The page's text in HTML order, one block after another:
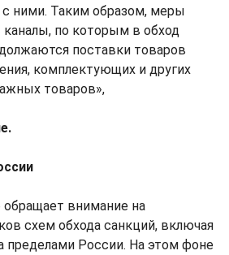
с ними. Таким образом, меры
по которым в обход
поставки товаров
комплектующих и других
товаров»,
внимание на
схем обхода санкций, включая
пределами России. На этом фоне